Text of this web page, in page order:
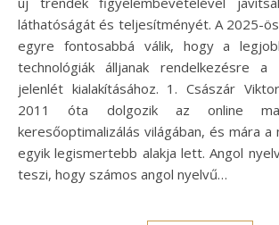
láthatóságát és teljesítményét. A 2025-
egyre fontosabbá válik, hogy a
technológiák álljanak rendelkezésre a
jelenlét kialakításához. 1. Császár
2011 óta dolgozik az online
keresőoptimalizálás világában, és mára a
egyik legismertebb alakja lett. Angol
teszi, hogy számos angol nyelvű…